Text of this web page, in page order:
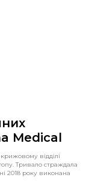
Medical
відділі
Тривало страждала
2018 року виконана